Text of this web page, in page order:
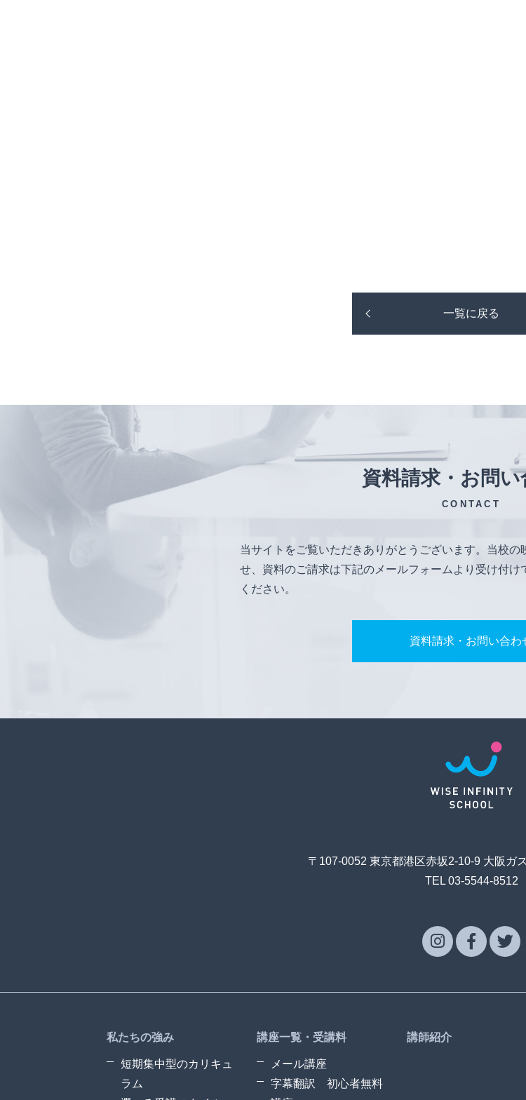
一覧に戻る
資料請求・お問
CONTACT
当サイトをご覧いただきありがとうございます。当校
せ、資料のご請求は下記のメールフォームより受け付
ください。
資料請求・お問い合わ
〒107-0052 東京都港区赤坂2-10-9 大阪ガ
TEL 03-5544-8512
私たちの強み
短期集中型のカリキュ
ラム
講座一覧・受講料
メール講座
字幕翻訳 初心者無料
講師紹介